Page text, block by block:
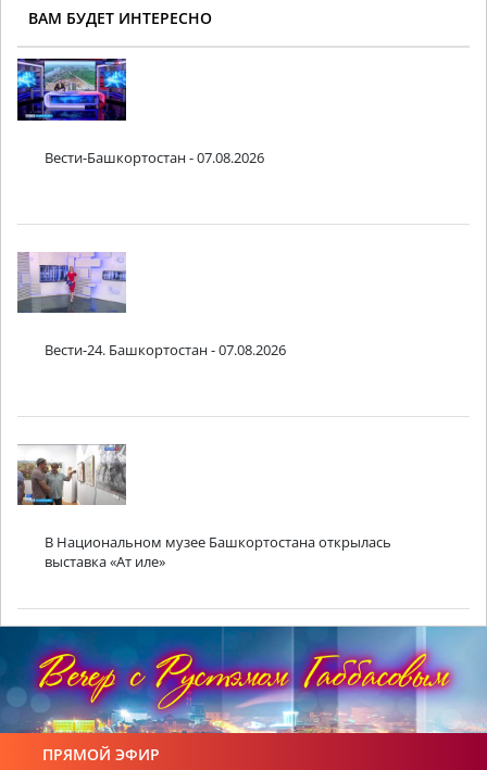
ВАМ БУДЕТ ИНТЕРЕСНО
Вести-Башкортостан - 07.08.2026
Вести-24. Башкортостан - 07.08.2026
В Национальном музее Башкортостана открылась
выставка «Ат иле»
ПРЯМОЙ ЭФИР